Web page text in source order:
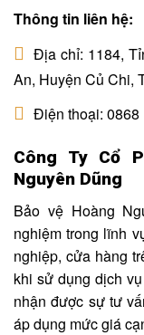
Thông tin liên hệ:
Địa chỉ: 1184,
An, Huyện Củ Chi,
Điện thoại: 0868
Công Ty Cổ
Nguyên Dũng
Bảo vệ Hoàng
nghiệm trong lĩnh
nghiệp, cửa hàng
khi sử dụng dịch
nhận được sự tư
áp dụng mức giá